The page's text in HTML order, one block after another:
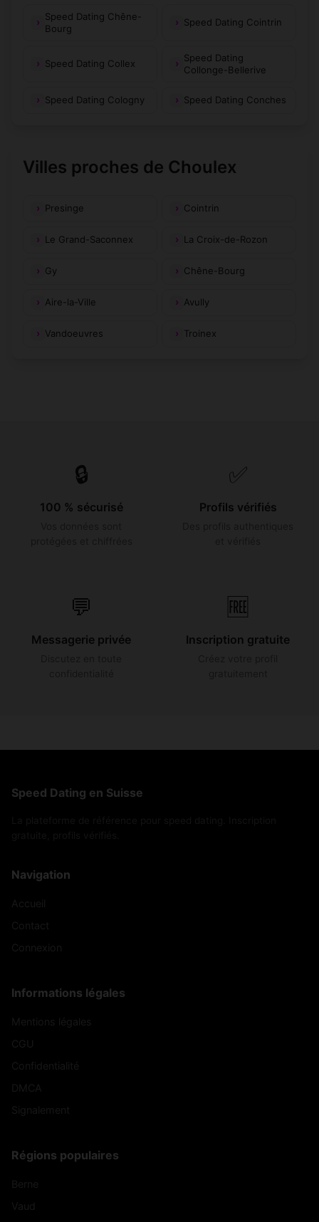
Speed Dating Chêne-
Bourg
Speed Dating Cointrin
Speed Dating Collex
Speed Dating
Collonge-Bellerive
Speed Dating Cologny Speed Dating Conches
Villes proches de Choulex
Presinge Cointrin
Le Grand-Saconnex La Croix-de-Rozon
Gy Chêne-Bourg
Aire-la-Ville Avully
Vandoeuvres Troinex
🔒
100 % sécurisé
✅
Profils vérifiés
💬
Messagerie privée
🆓
Inscription gratuite
Speed Dating en Suisse
Navigation
Informations légales
Régions populaires